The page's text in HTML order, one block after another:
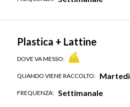
Plastica + Lattine
DOVE VA MESSO:
QUANDO VIENE RACCOLTO: Martedì
FREQUENZA: Settimanale